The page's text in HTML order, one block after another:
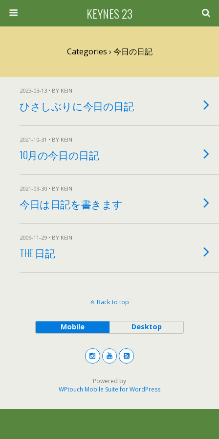
KEYNES 23
Categories › 今日の日記
2023-03-13 • BY KEIN
ひさしぶりに今日の日記
2021-10-31 • BY KEIN
10月の今日の日記
2021-09-30 • BY KEIN
今日は日記を書きます
2009-11-29 • BY KEIN
THE 日記
Back to top
Mobile Desktop
Powered by
WPtouch Mobile Suite for WordPress